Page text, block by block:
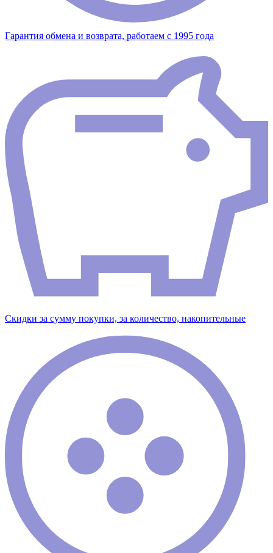
Гарантия обмена и возврата, работаем с 1995 года
Скидки за сумму покупки, за количество, накопительные